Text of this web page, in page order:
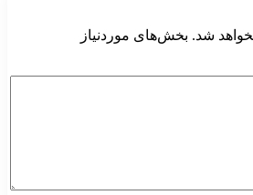
شد. بخش‌های موردنیاز